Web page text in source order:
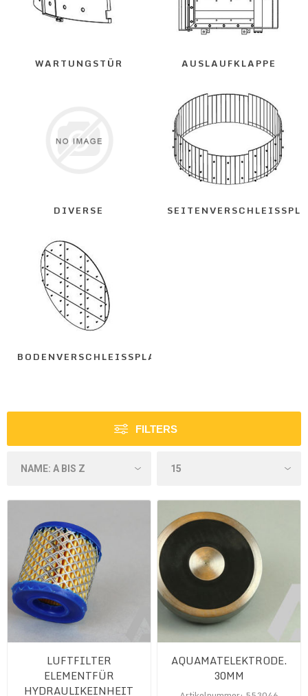
WARTUNGSTÜR AUSLAUFKLAPPE
DIVERSE
BODENVERSCHLEISSPLATTE
FILTERS
LUFTFILTER
ELEMENTFÜR
HYDRAULIKEINHEIT
AQUAMATELEKTRODE.
30MM